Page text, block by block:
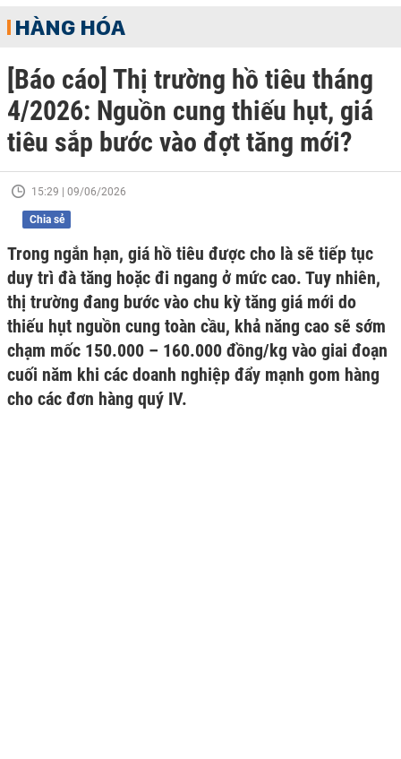
HÀNG HÓA
[Báo cáo] Thị trường hồ tiêu tháng
4/2026: Nguồn cung thiếu hụt, giá
tiêu sắp bước vào đợt tăng mới?
15:29 | 09/06/2026
Chia sẻ
Trong ngắn hạn, giá hồ tiêu được cho là sẽ tiếp tục
duy trì đà tăng hoặc đi ngang ở mức cao. Tuy nhiên,
thị trường đang bước vào chu kỳ tăng giá mới do
thiếu hụt nguồn cung toàn cầu, khả năng cao sẽ sớm
chạm mốc 150.000 – 160.000 đồng/kg vào giai đoạn
cuối năm khi các doanh nghiệp đẩy mạnh gom hàng
cho các đơn hàng quý IV.